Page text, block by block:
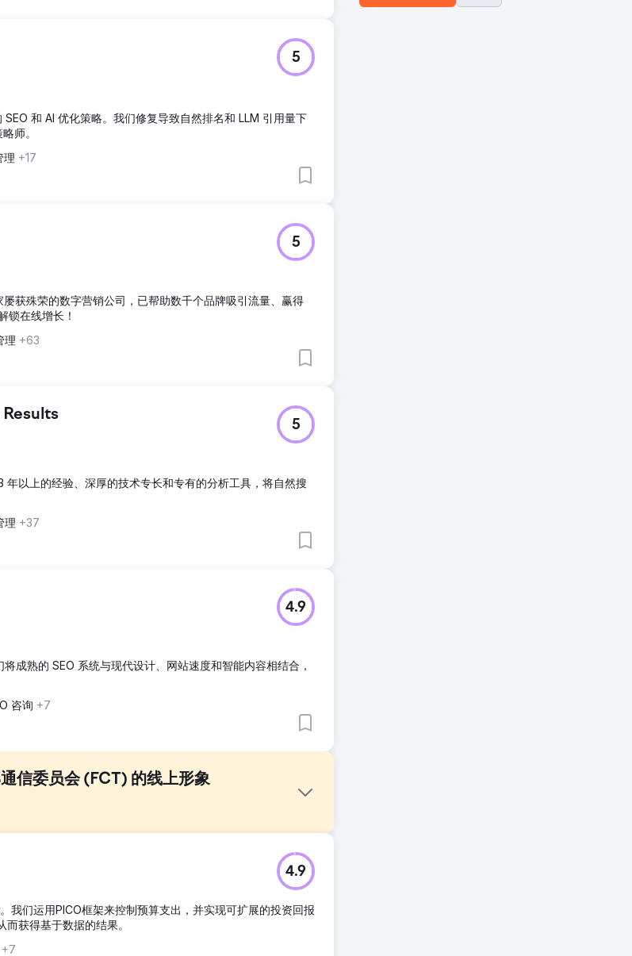
5
和 AI 优化策略。我们修复导致自然排名和 LLM 引用量下
师。
理 +17
5
获殊荣的数字营销公司，已帮助数千个品牌吸引流量、赢得
锁在线增长！
理 +63
5
以上的经验、深厚的技术专长和专有的分析工具，将自然搜
理 +37
4.9
成熟的 SEO 系统与现代设计、网站速度和智能内容相结合，
咨询 +7
信委员会 (FCT) 的线上形象
不佳，影响转化率。反向链接权威性有限，域名信任度低。技
在20分左右）。元数据不完整，未能有效定位购买意向关键
Richard Mille”），针对高意向、以购买为导向的关键词进行优
4.9
我们运用PICO框架来控制预算支出，并实现可扩展的投资回报
获得基于数据的结果。
+7